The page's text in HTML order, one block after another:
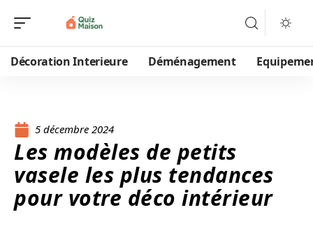
Décoration Interieure Déménagement
5 décembre 2024
Les modèles de petits
vasele les plus tendances
pour votre déco intérieur